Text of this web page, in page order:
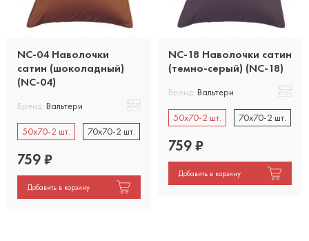
NC-04 Наволочки
сатин (шоколадный)
(NC-04)
Бренд: Вальтери
50x70-2 шт. 70x70-2 шт.
759₽
Добавить в корзину
NC-18 Наволочки сатин
(темно-серый) (NC-18)
Бренд: Вальтери
50x70-2 шт. 70x70-2 шт.
759₽
Добавить в корзину